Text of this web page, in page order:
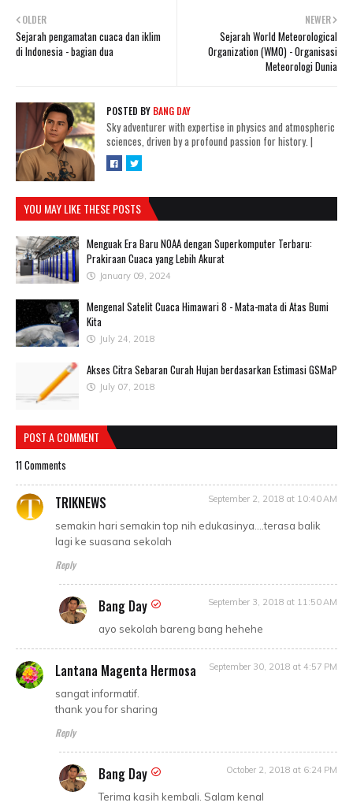
NEWER
Sejarah World Meteorological
Organization (WMO) - Organisasi
Meteorologi Dunia
OLDER
Sejarah pengamatan cuaca dan iklim
di Indonesia - bagian dua
POSTED BY BANG DAY
Sky adventurer with expertise in physics and atmospheric
sciences, driven by a profound passion for history. |
YOU MAY LIKE THESE POSTS
Menguak Era Baru NOAA dengan Superkomputer Terbaru:
Prakiraan Cuaca yang Lebih Akurat
January 09, 2024
Mengenal Satelit Cuaca Himawari 8 - Mata-mata di Atas Bumi
Kita
July 24, 2018
Akses Citra Sebaran Curah Hujan berdasarkan Estimasi GSMaP
July 07, 2018
POST A COMMENT
11 Comments
TRIKNEWS September 2, 2018 at 10:40 AM
semakin hari semakin top nih edukasinya....terasa balik
lagi ke suasana sekolah
Reply
Bang Day September 3, 2018 at 11:50 AM
ayo sekolah bareng bang hehehe
Lantana Magenta Hermosa September 30, 2018 at 4:57 PM
sangat informatif.
thank you for sharing
Reply
Bang Day October 2, 2018 at 6:24 PM
Terima kasih kembali. Salam kenal